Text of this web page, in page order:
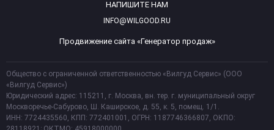
НАПИШИТЕ НАМ
INFO@WILGOOD.RU
Продвижение сайта «Генератор продаж»
Общество с ограниченной ответственностью «Вилгуд Сервис» (ООО
«Вилгуд Сервис»)
Юридический адрес: 115211, г. Москва, вн. тер. г. муниципальный округ
Москворечье-Сабурово, Ш. Каширское, д. 55, к. 5, помещ. 1/1.
ИНН: 7724435560, КПП: 772401001, ОГРН: 1187746366807, ОКПО: